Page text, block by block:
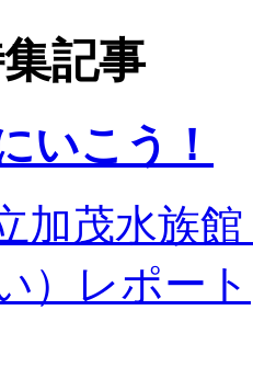
記事
いこう！
加茂水族
）レポート